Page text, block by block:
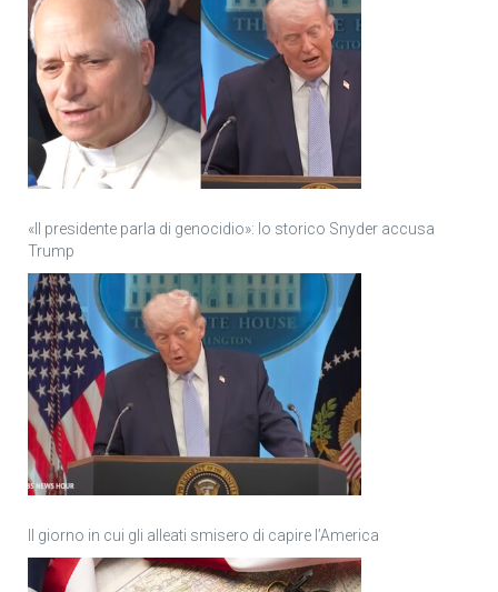
«Il presidente parla di genocidio»: lo storico Snyder accusa
Trump
Il giorno in cui gli alleati smisero di capire l’America